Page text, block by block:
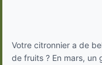
Votre citronnier a de
de fruits ? En mars,